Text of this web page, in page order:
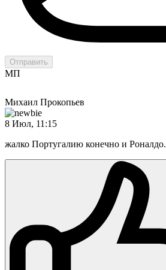
Отправить
МП
Михаил Прокопьев
8 Июл, 11:15
жалко Португалию конечно и Роналдо.